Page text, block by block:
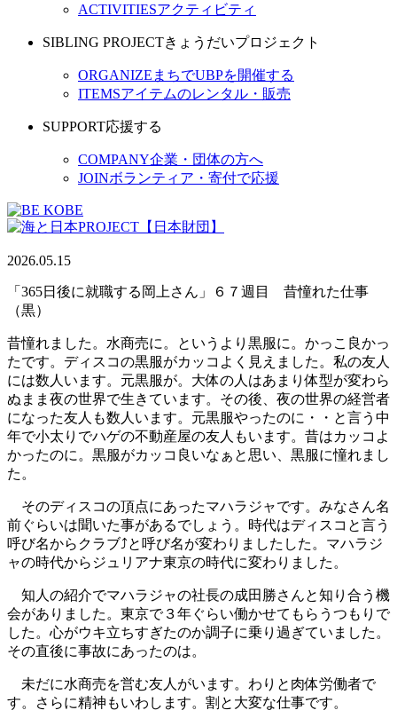
ACTIVITIESアクティビティ
SIBLING PROJECTきょうだいプロジェクト
ORGANIZE まちでUBPを開催する
ITEMSアイテムのレンタル・販売
SUPPORT応援する
COMPANY企業・団体の方へ
JOINボランティア・寄付で応援
2026.05.15
「365日後に就職する岡上さん」６７週目 昔憧れた仕事
（黒）
昔憧れました。水商売に。というより黒服に。かっこ良かっ
たです。ディスコの黒服がカッコよく見えました。私の友人
には数人います。元黒服が。大体の人はあまり体型が変わら
ぬまま夜の世界で生きています。その後、夜の世界の経営者
になった友人も数人います。元黒服やったのに・・と言う中
年で小太りでハゲの不動産屋の友人もいます。昔はカッコよ
かったのに。黒服がカッコ良いなぁと思い、黒服に憧れまし
た。
そのディスコの頂点にあったマハラジャです。みなさん名
前ぐらいは聞いた事があるでしょう。時代はディスコと言う
呼び名からクラブ⤴と呼び名が変わりましたした。マハラジ
ャの時代からジュリアナ東京の時代に変わりました。
知人の紹介でマハラジャの社長の成田勝さんと知り合う機
会がありました。東京で３年ぐらい働かせてもらうつもりで
した。心がウキ立ちすぎたのか調子に乗り過ぎていました。
その直後に事故にあったのは。
未だに水商売を営む友人がいます。わりと肉体労働者で
す。さらに精神もいわします。割と大変な仕事です。